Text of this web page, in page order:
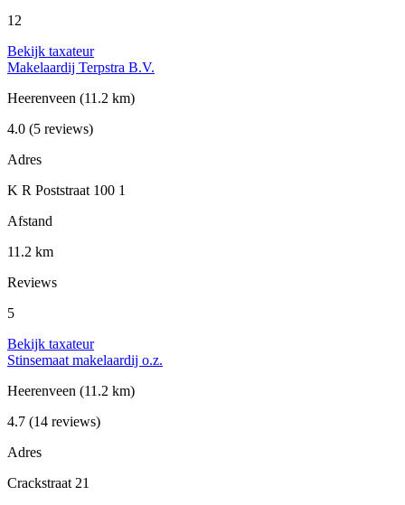
12
Bekijk taxateur
Makelaardij Terpstra B.V.
Heerenveen (11.2 km)
4.0 (5 reviews)
Adres
K R Poststraat 100 1
Afstand
11.2 km
Reviews
5
Bekijk taxateur
Stinsemaat makelaardij o.z.
Heerenveen (11.2 km)
4.7 (14 reviews)
Adres
Crackstraat 21